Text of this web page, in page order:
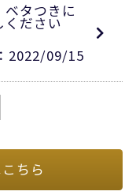
タつきに
ください
2022/09/15
ちら